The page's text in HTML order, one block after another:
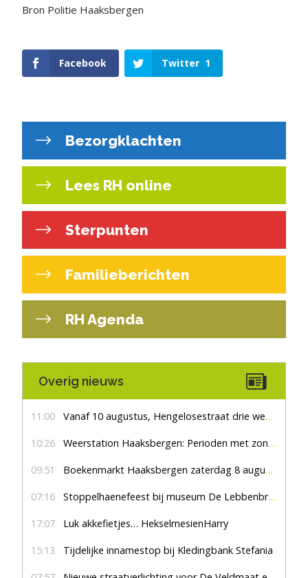
Bron Politie Haaksbergen
Facebook Twitter 1
Bezorgklachten
Lees RH online
Sterpunten
Familieberichten
RH Agenda
Overig nieuws
11:00 Vanaf 10 augustus, Hengelosestraat drie weken dicht voor doorgaand verkeer
10:26 Weerstation Haaksbergen: Perioden met zon en droog
09:51 Boekenmarkt Haaksbergen zaterdag 8 augustus, marktplein Haaksbergen
07:16 Stoppelhaenefeest bij museum De Lebbenbrugge
17:07 Luk akkefietjes… HekselmesienHarry
15:13 Tijdelijke innamestop bij Kledingbank Stefania